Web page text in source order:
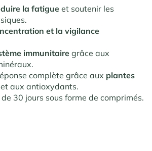
la fatigue et soutenir les
et la vigilance
immunitaire grâce aux
complète grâce aux plantes
et aux antioxydants.
30 jours sous forme de comprimés.